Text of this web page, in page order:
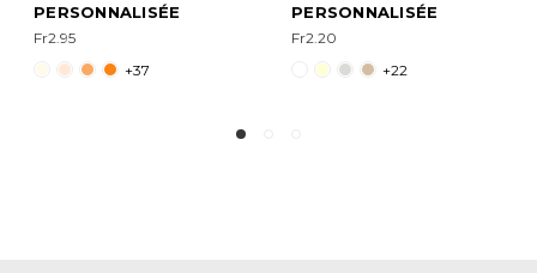
+22
CROIX; PERSONNALISÉE
Fr2.95
+39